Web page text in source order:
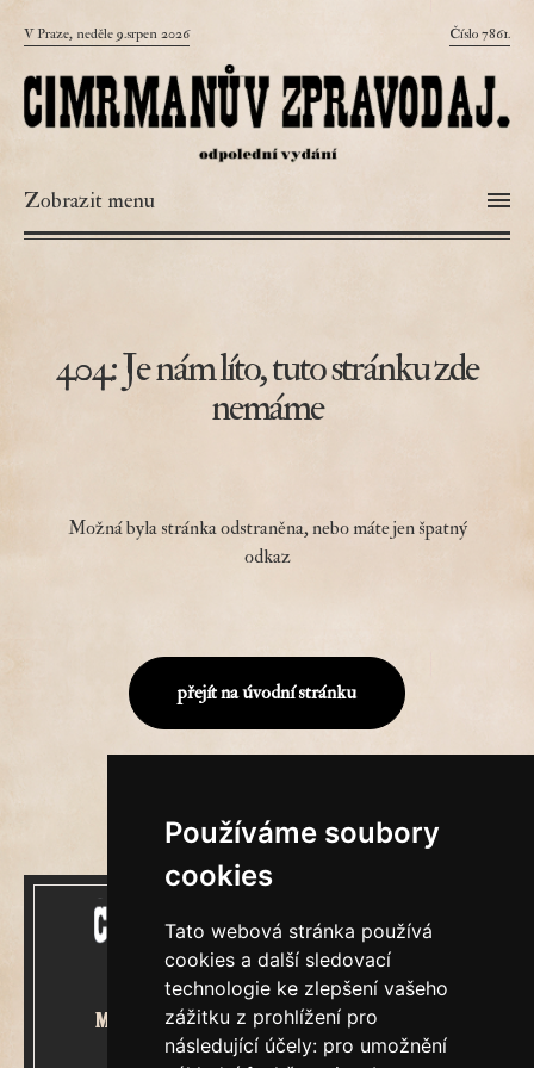
Používáme soubory
cookies
Tato webová stránka používá
cookies a další sledovací
technologie ke zlepšení vašeho
zážitku z prohlížení pro
následující účely: pro umožnění
V Praze, neděle 9.srpen 2026 Číslo 7861.
Zobrazit menu
404: Je nám líto, tuto stránku zde
nemáme
Možná byla stránka odstraněna, nebo máte jen špatný
odkaz
přejít na úvodní stránku
Mecenášem Cimrmanova Zpravodaje
je společnost